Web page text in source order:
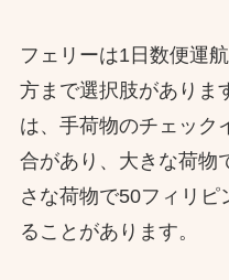
フェリーは1日数便運
方まで選択肢がありま
は、手荷物のチェック
合があり、大きな荷物
さな荷物で50フィリ
ることがあります。​